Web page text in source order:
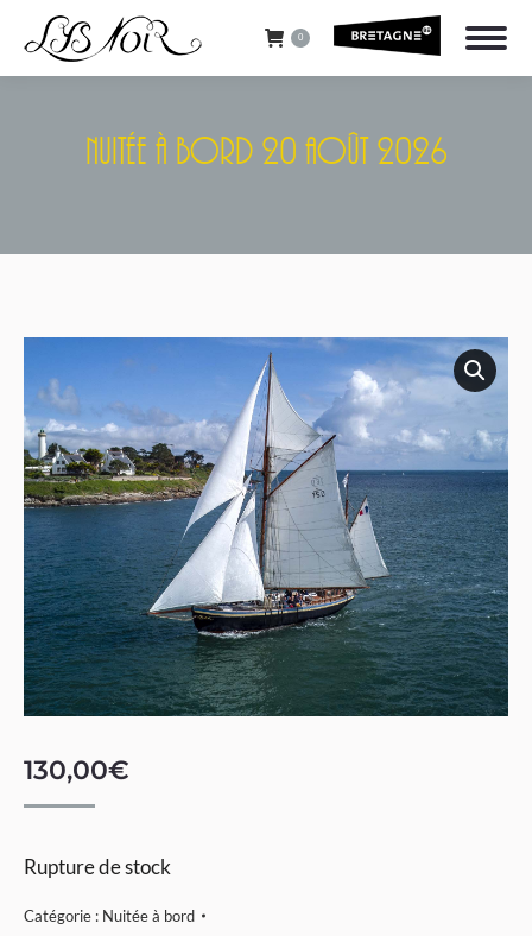
0
Nuitée À Bord 20 Août 2026
130,00€
Rupture de stock
Catégorie : Nuitée à bord